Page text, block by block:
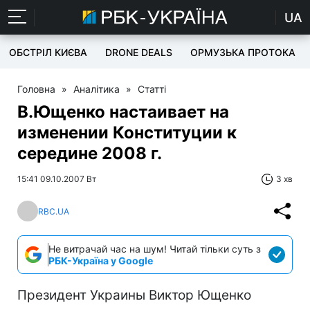
UA
ОБСТРІЛ КИЄВА DRONE DEALS ОРМУЗЬКА ПРОТОКА
Головна » Аналітика » Статті
В.Ющенко настаивает на
изменении Конституции к
середине 2008 г.
15:41 09.10.2007 Вт 3 хв
RBC.UA
Не витрачай час на шум! Читай тільки суть з
РБК-Україна у Google
Президент Украины Виктор Ющенко